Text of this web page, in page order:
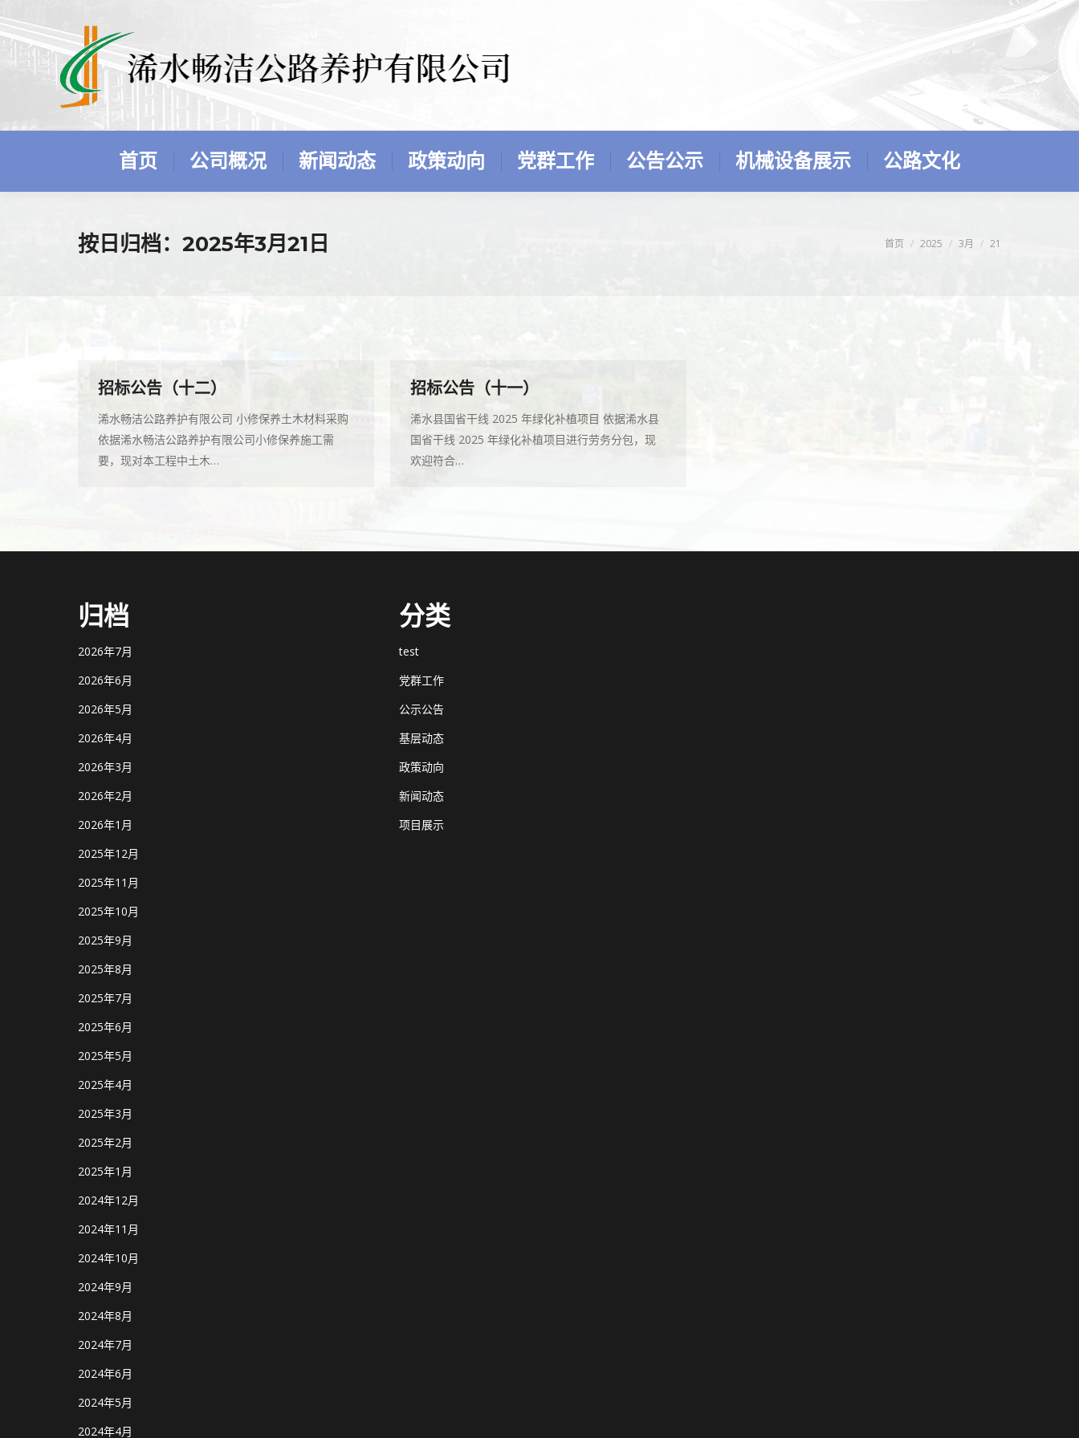
首页 公司概况 新闻动态 政策动向 党群工作 公告公示 机械设备展示 公路文化
按日归档： 2025年3月21日 您在这里：
首页 2025 3月 21
招标公告（十二）
浠水畅洁公路养护有限公司 小修保养土木材料采购
依据浠水畅洁公路养护有限公司小修保养施工需
要，现对本工程中土木…
招标公告（十一）
浠水县国省干线 2025 年绿化补植项目 依据浠水县
国省干线 2025 年绿化补植项目进行劳务分包，现
欢迎符合…
归档
2026年7月
2026年6月
2026年5月
2026年4月
2026年3月
2026年2月
2026年1月
2025年12月
2025年11月
2025年10月
2025年9月
2025年8月
2025年7月
2025年6月
2025年5月
2025年4月
2025年3月
2025年2月
2025年1月
2024年12月
2024年11月
2024年10月
2024年9月
2024年8月
2024年7月
2024年6月
2024年5月
2024年4月
分类
test
党群工作
公示公告
基层动态
政策动向
新闻动态
项目展示